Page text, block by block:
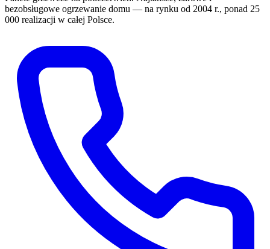
bezobsługowe ogrzewanie domu — na rynku od 2004 r., ponad 25
000 realizacji w całej Polsce.